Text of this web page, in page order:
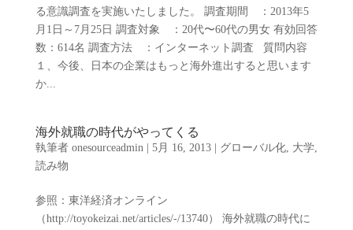
る意識調査を実施いたしました。 調査期間 ：2013年5
月1日～7月25日 調査対象 ：20代〜60代の男女 有効回答
数：614名 調査方法 ：インターネット調査 質問内容
１、今後、日本の企業はもっと海外進出すると思います
か...
海外就職の時代がやってくる
執筆者 onesourceadmin| 5月 16, 2013| グローバル化, 大学,
読み物
参照：東洋経済オンライン
（http://toyokeizai.net/articles/-/13740） 海外就職の時代に